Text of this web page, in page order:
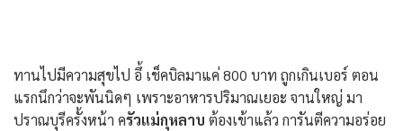
ทานไปมีความสุขไป อึ้ เช็คบิลมาแค่ 800 บาท ถูกเกินเบอร์ ตอน
แรกนึกว่าจะพันนิดๆ เพราะอาหารปริมาณเยอะ จานใหญ่ มา
ปราณบุรีครั้งหน้า ครัวแม่กุหลาบ ต้องเข้าแล้ว การันตีความอร่อย